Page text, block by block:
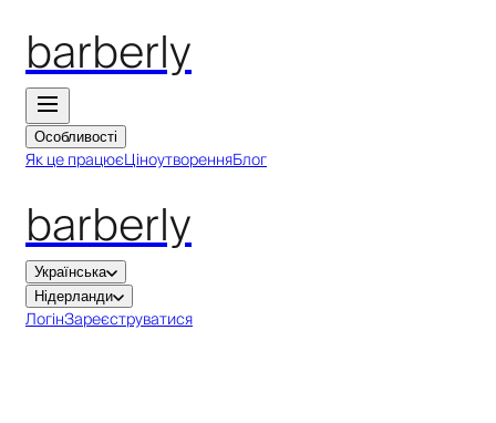
barberly
Особливості
Як це працюєЦіноутворенняБлог
barberly
Українська
Нідерланди
ЛогінЗареєструватися